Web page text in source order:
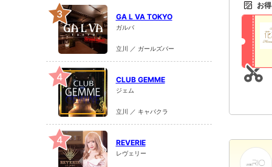
お
3 GA L VA TOKYO
ガルバ
立川 ／ ガールズバー
4 CLUB GEMME
ジェム
立川 ／ キャバクラ
4 REVERIE
レヴェリー